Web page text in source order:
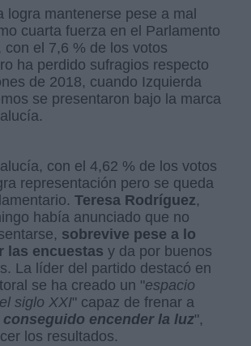
logra mantenerse pese a mal
cuarta fuerza en el Parlamento
con el 7,6 % de los votos
ha perdido sufragios respecto
de 2018, cuando Izquierda
se presentaron bajo la marca
con el 4,62 % de los votos
representación pero se queda
Teresa Rodríguez,
había anunciado que no
sobrevive pese a lo
las encuestas y da por buenos
La líder del partido destacó en
se ha creado un "espacio
siglo XXI" capaz de frenar a
conseguido encender la luz",
los resultados.